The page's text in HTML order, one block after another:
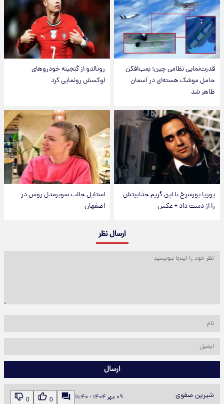
قدرت‌نمایی نظامی چین؛ بمب‌افکن
حامل موشک هسته‌ای در آسمان
ظاهر شد
رونالدو از گنجینه خودروهای
لوکسش رونمایی کرد
پوریا پورسرخ با این گریم جذابیتش
را از دست داد + عکس
استایل جالب سوپرمدل روس در
اصفهان
ارسال نظر
ارسال
شیرین صفوی ۰۹ مهر ۱۴۰۴ - ۱۱:۴۰ 0
0